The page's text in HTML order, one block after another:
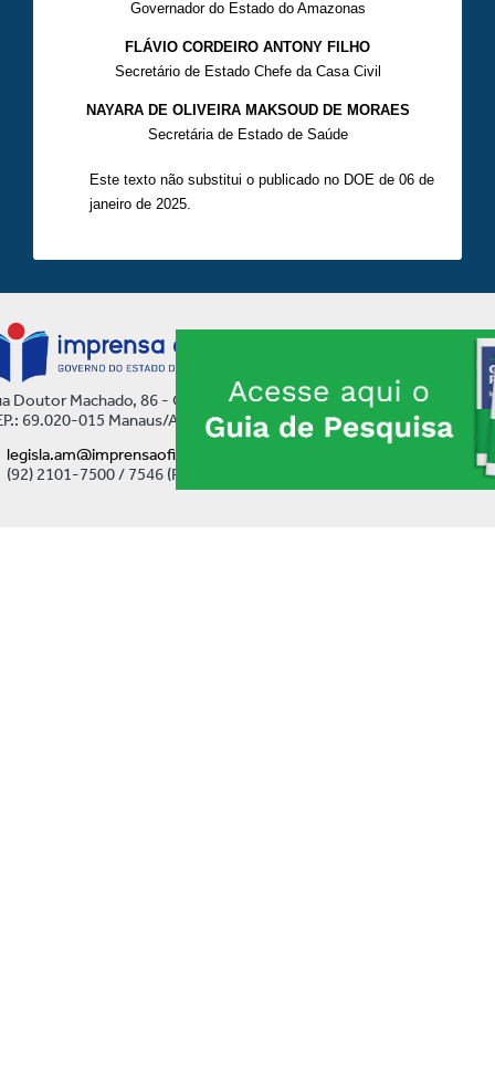
Governador do Estado do Amazonas
FLÁVIO CORDEIRO ANTONY FILHO
Secretário de Estado Chefe da Casa Civil
NAYARA DE OLIVEIRA MAKSOUD DE MORAES
Secretária de Estado de Saúde
Este texto não substitui o publicado no DOE de 06 de
janeiro de 2025.
Doutor Machado, 86 - Centro
69.020-015 Manaus/AM
legisla.am@imprensaoficial.am.gov.br
(92) 2101-7500 / 7546 (Ramal)